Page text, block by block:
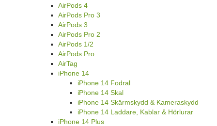
AirPods 4
AirPods Pro 3
AirPods 3
AirPods Pro 2
AirPods 1/2
AirPods Pro
AirTag
iPhone 14
iPhone 14 Fodral
iPhone 14 Skal
iPhone 14 Skärmskydd & Kameraskydd
iPhone 14 Laddare, Kablar & Hörlurar
iPhone 14 Plus